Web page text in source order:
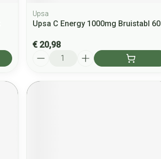
Upsa
Upsa C Energy 1000mg Bruistabl 60
€ 20,98